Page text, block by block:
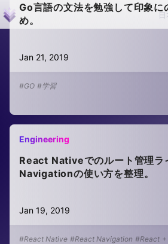
Go言語の文法を勉強して印象に
め。
Jan 21, 2019
#GO #学習
Engineering
React Nativeでのルート管理ラ
Navigationの使い方を整理。
Jan 19, 2019
#React Native #React Navigation #React +